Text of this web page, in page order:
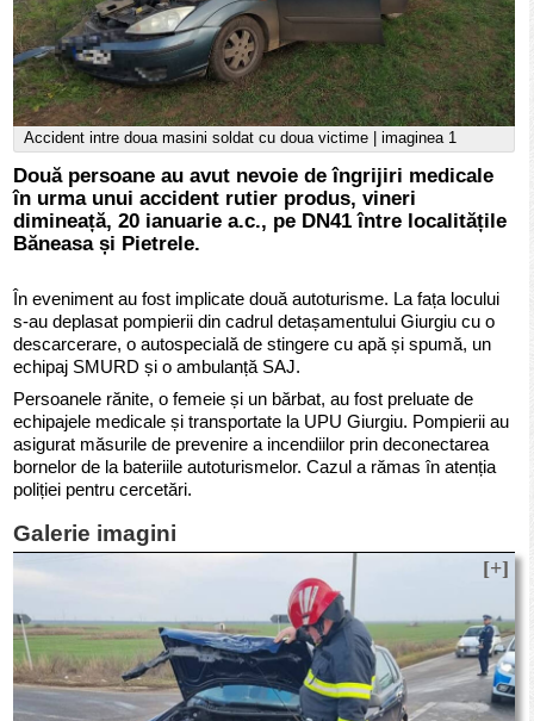
Accident intre doua masini soldat cu doua victime | imaginea 1
Două persoane au avut nevoie de îngrijiri medicale
în urma unui accident rutier produs, vineri
dimineață, 20 ianuarie a.c., pe DN41 între localitățile
Băneasa și Pietrele.
În eveniment au fost implicate două autoturisme. La fața locului
s-au deplasat pompierii din cadrul detașamentului Giurgiu cu o
descarcerare, o autospecială de stingere cu apă și spumă, un
echipaj SMURD și o ambulanță SAJ.
Persoanele rănite, o femeie și un bărbat, au fost preluate de
echipajele medicale și transportate la UPU Giurgiu. Pompierii au
asigurat măsurile de prevenire a incendiilor prin deconectarea
bornelor de la bateriile autoturismelor. Cazul a rămas în atenția
poliției pentru cercetări.
Galerie imagini